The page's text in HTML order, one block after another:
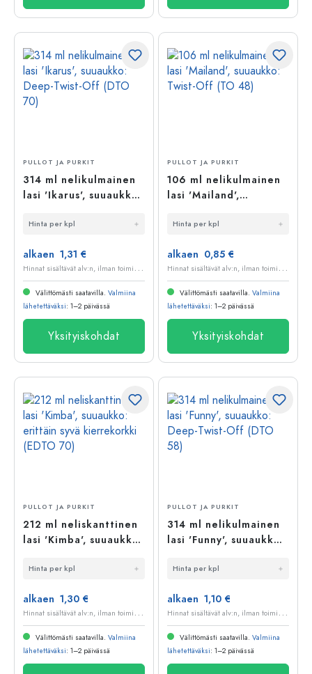
PULLOT JA PURKIT
314 ml nelikulmainen
lasi 'Ikarus', suuaukko:
70)
Hinta per kpl
alkaen 1,31 €
H
innat sisältävät alv:n, ilman toimituskuluja
Välittömästi saatavilla. Valmiina
lähetettäväksi: 1–2 päivässä
Yksityiskohdat
PULLOT JA PURKIT
106 ml nelikulmainen
lasi 'Mailand',
(TO 48)
Hinta per kpl
alkaen 0,85 €
H
innat sisältävät alv:n, ilman toimituskuluja
Välittömästi saatavilla. Valmiina
lähetettäväksi: 1–2 päivässä
Yksityiskohdat
PULLOT JA PURKIT
212 ml neliskanttinen
lasi 'Kimba', suuaukko:
kierrekorkki (EDTO
Hinta per kpl
alkaen 1,30 €
H
innat sisältävät alv:n, ilman toimituskuluja
Välittömästi saatavilla. Valmiina
lähetettäväksi: 1–2 päivässä
PULLOT JA PURKIT
314 ml nelikulmainen
lasi 'Funny', suuaukko:
58)
Hinta per kpl
alkaen 1,10 €
H
innat sisältävät alv:n, ilman toimituskuluja
Välittömästi saatavilla. Valmiina
lähetettäväksi: 1–2 päivässä